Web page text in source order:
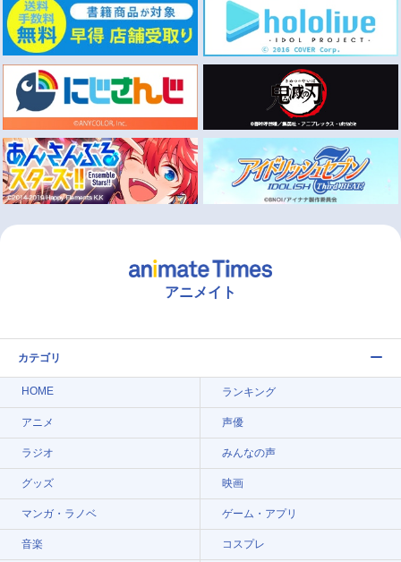
アニメイト
カテゴリ
HOME ランキング
アニメ 声優
ラジオ みんなの声
グッズ 映画
マンガ・ラノベ ゲーム・アプリ
音楽 コスプレ